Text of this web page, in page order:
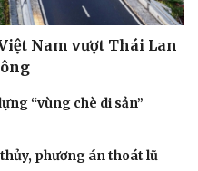
Nam vượt Thái Lan
“vùng chè di sản”
phương án thoát lũ